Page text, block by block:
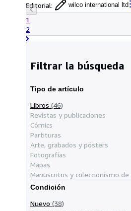
Editorial: wilco international ltd
1
2
Filtrar la búsqueda
Tipo de artículo
Libros (46)
Revistas y publicaciones
Cómics
Partituras
Arte, grabados y pósters
Fotografías
Mapas
Manuscritos y coleccionismo de
Condición
Nuevo (38)